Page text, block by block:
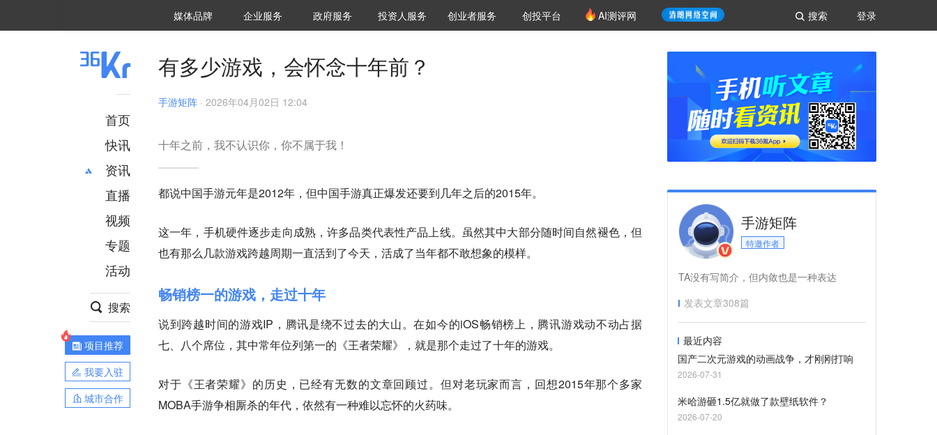
登录
搜索
媒体品牌 36Kr研究院
企业服务 城市之窗
政府服务 VClub投资机构库
投资机构职位推介
投资人服务 创投氪堂
创业者服务 创投平台 AI测评网
首页
快讯
资讯
推荐
财经
项目推荐
安徽
直播
视频
专题
活动
搜索
项目推荐
我要入驻
城市合作
有多少游戏，会怀念十年前？
手游矩阵 · 2026年04月02日 12:04
十年之前，我不认识你，你不属于我！
都说中国手游元年是2012年，但中国手游真正爆发还要到几年之后的2015年。
这一年，手机硬件逐步走向成熟，许多品类代表性产品上线。虽然其中大部分随时间自然褪色，但
也有那么几款游戏跨越周期一直活到了今天，活成了当年都不敢想象的模样。
畅销榜一的游戏，走过十年
说到跨越时间的游戏IP，腾讯是绕不过去的大山。在如今的iOS畅销榜上，腾讯游戏动不动占据
七、八个席位，其中常年位列第一的《王者荣耀》，就是那个走过了十年的游戏。
对于《王者荣耀》的历史，已经有无数的文章回顾过。但对老玩家而言，回想2015年那个多家
MOBA手游争相厮杀的年代，依然有一种难以忘怀的火药味。
手游矩阵
特邀作者
TA没有写简介，但内敛也是一种表达
发表文章308篇
最近内容
国产二次元游戏的动画战争，才刚刚打响
2026-07-31
米哈游砸1.5亿就做了款壁纸软件？
2026-07-20